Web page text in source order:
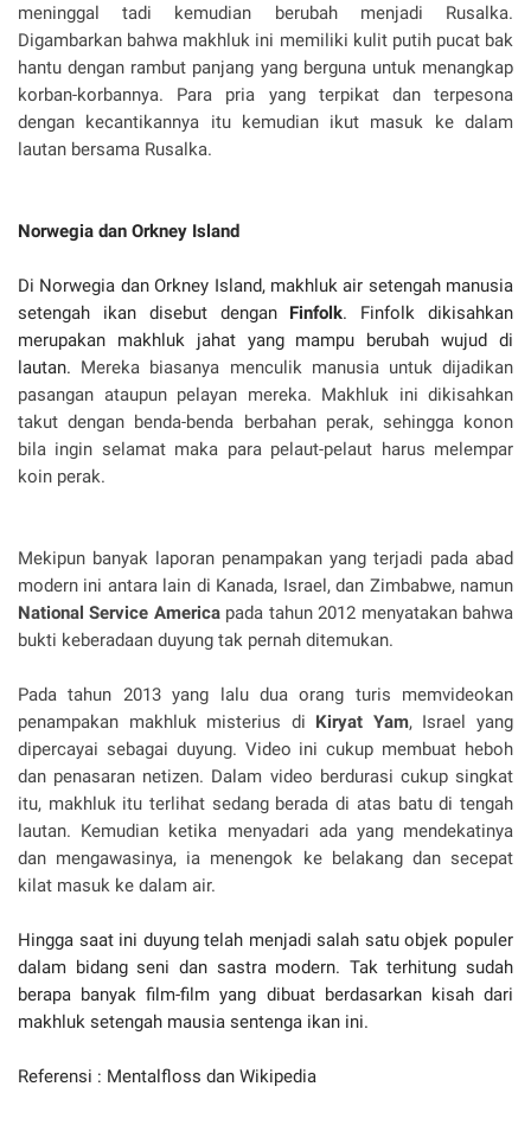
meninggal tadi kemudian berubah menjadi Rusalka.
Digambarkan bahwa makhluk ini memiliki kulit putih pucat bak
hantu dengan rambut panjang yang berguna untuk menangkap
korban-korbannya. Para pria yang terpikat dan terpesona
dengan kecantikannya itu kemudian ikut masuk ke dalam
lautan bersama Rusalka.
Norwegia dan Orkney Island
Di Norwegia dan Orkney Island, makhluk air setengah manusia
setengah ikan disebut dengan Finfolk. Finfolk dikisahkan
merupakan makhluk jahat yang mampu berubah wujud di
lautan. Mereka biasanya menculik manusia untuk dijadikan
pasangan ataupun pelayan mereka. Makhluk ini dikisahkan
takut dengan benda-benda berbahan perak, sehingga konon
bila ingin selamat maka para pelaut-pelaut harus melempar
koin perak.
Mekipun banyak laporan penampakan yang terjadi pada abad
modern ini antara lain di Kanada, Israel, dan Zimbabwe, namun
National Service America pada tahun 2012 menyatakan bahwa
bukti keberadaan duyung tak pernah ditemukan.
Pada tahun 2013 yang lalu dua orang turis memvideokan
penampakan makhluk misterius di Kiryat Yam, Israel yang
dipercayai sebagai duyung. Video ini cukup membuat heboh
dan penasaran netizen. Dalam video berdurasi cukup singkat
itu, makhluk itu terlihat sedang berada di atas batu di tengah
lautan. Kemudian ketika menyadari ada yang mendekatinya
dan mengawasinya, ia menengok ke belakang dan secepat
kilat masuk ke dalam air.
Hingga saat ini duyung telah menjadi salah satu objek populer
dalam bidang seni dan sastra modern. Tak terhitung sudah
berapa banyak film-film yang dibuat berdasarkan kisah dari
makhluk setengah mausia sentenga ikan ini.
Referensi : Mentalfloss dan Wikipedia